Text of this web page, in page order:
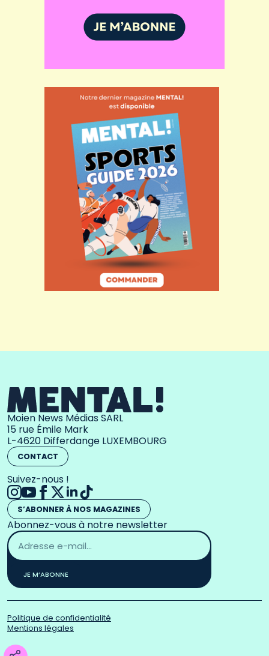
Moien News Médias SARL
15 rue Émile Mark
L-4620 Differdange LUXEMBOURG
CONTACT
Suivez-nous !
S’ABONNER À NOS MAGAZINES
Abonnez-vous à notre newsletter
Adresse
email
*
JE M’ABONNE
Politique de confidentialité
Mentions légales